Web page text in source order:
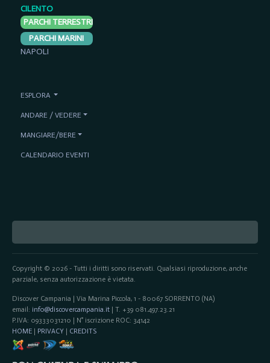
Copyright © 2026 - Tutti i diritti sono riservati. Qualsiasi riproduzione, anche
parziale, senza autorizzazione è vietata.
Discover Campania | Via Marina Piccola, 1 - 80067 SORRENTO (NA)
email: info@discovercampania.it| T. +39 081.497.23.21
P.IVA: 09333031210 | N° iscrizione ROC: 34142
HOME| PRIVACY | CREDITS
CILENTO
PARCHI TERRESTRI
PARCHI MARINI
NAPOLI
ESPLORA
ANDARE / VEDERE
MANGIARE/BERE
CALENDARIO EVENTI